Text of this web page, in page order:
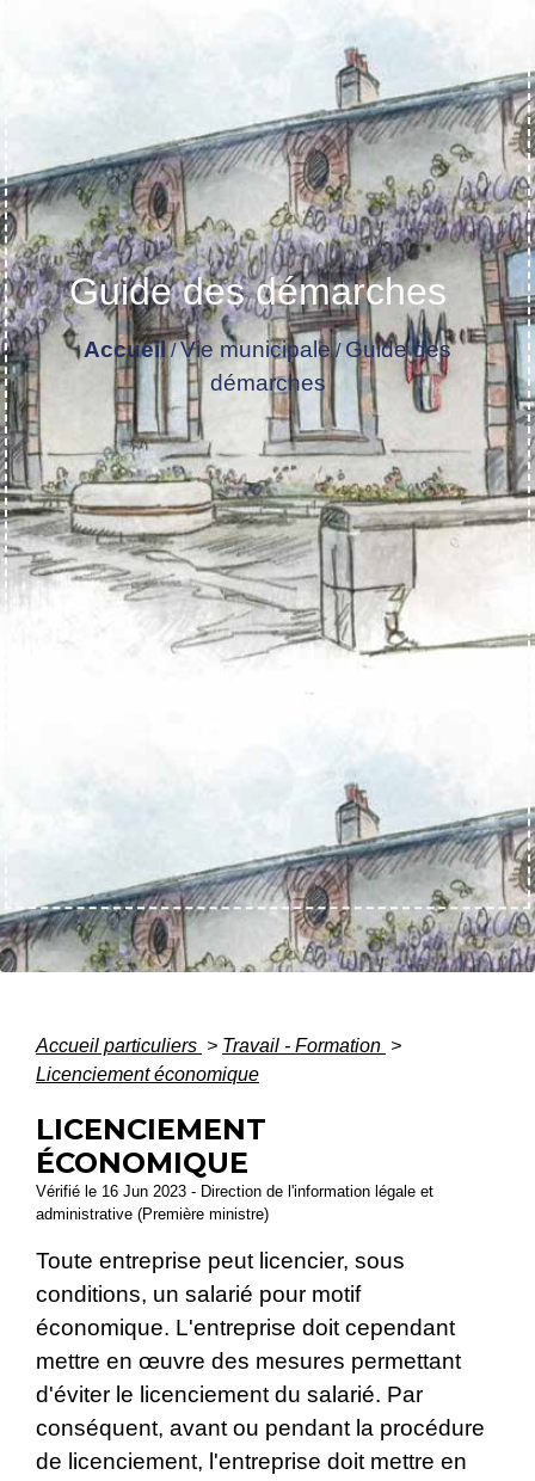
Guide des démarches
Accueil /Vie municipale/Guide des
démarches
Accueil particuliers > Travail - Formation >
Licenciement économique
LICENCIEMENT
ÉCONOMIQUE
Vérifié le 16 Jun 2023 - Direction de l'information légale et
administrative (Première ministre)
Toute entreprise peut licencier, sous
conditions, un salarié pour motif
économique. L'entreprise doit cependant
mettre en œuvre des mesures permettant
d'éviter le licenciement du salarié. Par
conséquent, avant ou pendant la procédure
de licenciement, l'entreprise doit mettre en